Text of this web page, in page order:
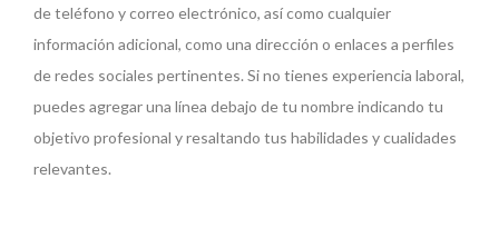
de teléfono y correo electrónico, así como cualquier
información adicional, como una dirección o enlaces a perfiles
de redes sociales pertinentes. Si no tienes experiencia laboral,
puedes agregar una línea debajo de tu nombre indicando tu
objetivo profesional y resaltando tus habilidades y cualidades
relevantes.